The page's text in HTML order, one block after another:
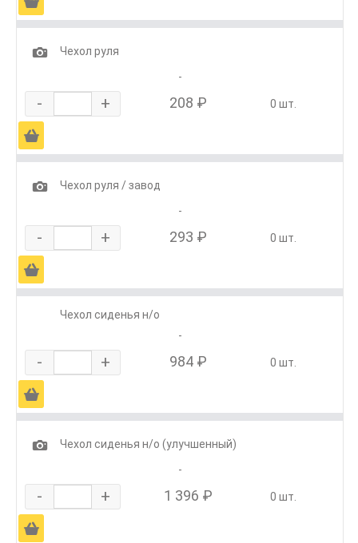
1
Чехол руля
-
- + 208 ₽ 0 шт.
Ä
1
Чехол руля / завод
-
- + 293 ₽ 0 шт.
Ä
Чехол сиденья н/о
-
- + 984 ₽ 0 шт.
Ä
1
Чехол сиденья н/о (улучшенный)
-
- + 1 396 ₽ 0 шт.
Ä